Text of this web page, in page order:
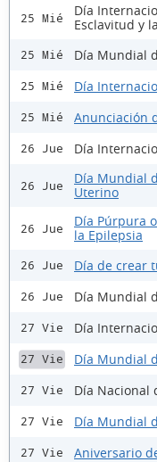
25 Mié
Día
Esclavitud y
25 Mié Día Mundial
25 Mié Día
25 Mié Anunciación
26 Jue Día
26 Jue
Día Mundial
Uterino
26 Jue
Día Púrpura
la Epilepsia
26 Jue Día de crear
26 Jue Día Mundial
27 Vie Día
27 Vie Día Mundial
27 Vie Día Nacional
27 Vie Día Mundial
27 Vie Aniversario